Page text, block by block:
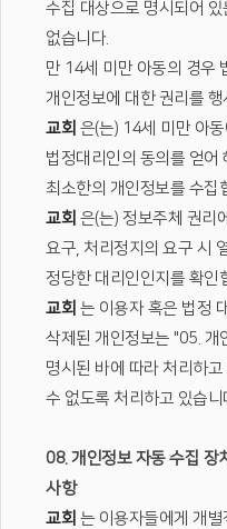
수집 대상으로 명시되어
없습니다.
만 14세 미만 아동의 경우
개인정보에 대한 권리를 행
교회 은(는) 14세 미만 아
법정대리인의 동의를 얻어
최소한의 개인정보를 수집
교회 은(는) 정보주체 권리
요구, 처리정지의 요구 시
정당한 대리인인지를 확인
교회 는 이용자 혹은 법정
삭제된 개인정보는 "05. 개
명시된 바에 따라 처리하
수 없도록 처리하고 있습니
08. 개인정보 자동 수집 장
사항
교회 는 이용자들에게 개